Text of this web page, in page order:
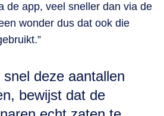
de app, veel sneller dan via de
wonder dus dat ook die
deze aantallen
bewijst dat de